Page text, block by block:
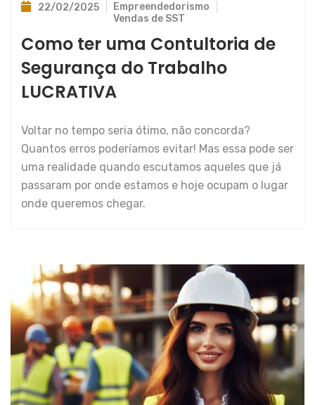
22/02/2025
Empreendedorismo
Vendas de SST
Como ter uma Contultoria de
Segurança do Trabalho
LUCRATIVA
Voltar no tempo seria ótimo, não concorda?
Quantos erros poderíamos evitar! Mas essa pode ser
uma realidade quando escutamos aqueles que já
passaram por onde estamos e hoje ocupam o lugar
onde queremos chegar.